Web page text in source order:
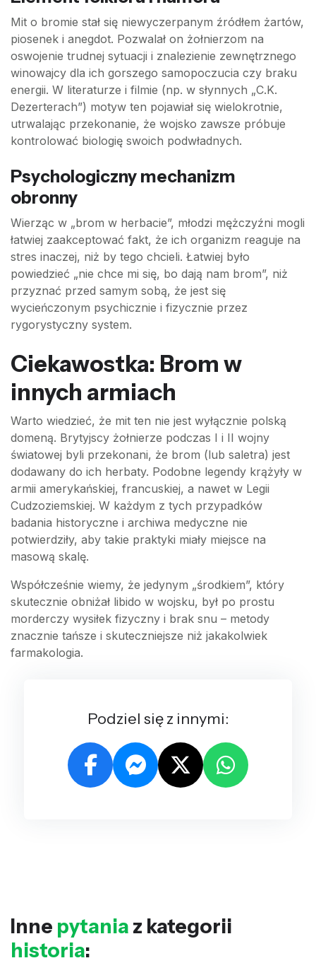
Mit o bromie stał się niewyczerpanym źródłem żartów,
piosenek i anegdot. Pozwalał on żołnierzom na
oswojenie trudnej sytuacji i znalezienie zewnętrznego
winowajcy dla ich gorszego samopoczucia czy braku
energii. W literaturze i filmie (np. w słynnych „C.K.
Dezerterach”) motyw ten pojawiał się wielokrotnie,
utrwalając przekonanie, że wojsko zawsze próbuje
kontrolować biologię swoich podwładnych.
Psychologiczny mechanizm
obronny
Wierząc w „brom w herbacie”, młodzi mężczyźni mogli
łatwiej zaakceptować fakt, że ich organizm reaguje na
stres inaczej, niż by tego chcieli. Łatwiej było
powiedzieć „nie chce mi się, bo dają nam brom”, niż
przyznać przed samym sobą, że jest się
wycieńczonym psychicznie i fizycznie przez
rygorystyczny system.
Ciekawostka: Brom w
innych armiach
Warto wiedzieć, że mit ten nie jest wyłącznie polską
domeną. Brytyjscy żołnierze podczas I i II wojny
światowej byli przekonani, że brom (lub saletra) jest
dodawany do ich herbaty. Podobne legendy krążyły w
armii amerykańskiej, francuskiej, a nawet w Legii
Cudzoziemskiej. W każdym z tych przypadków
badania historyczne i archiwa medyczne nie
potwierdziły, aby takie praktyki miały miejsce na
masową skalę.
Współcześnie wiemy, że jedynym „środkiem”, który
skutecznie obniżał libido w wojsku, był po prostu
morderczy wysiłek fizyczny i brak snu – metody
znacznie tańsze i skuteczniejsze niż jakakolwiek
farmakologia.
Podziel się z innymi:
Inne pytania z kategorii
historia: